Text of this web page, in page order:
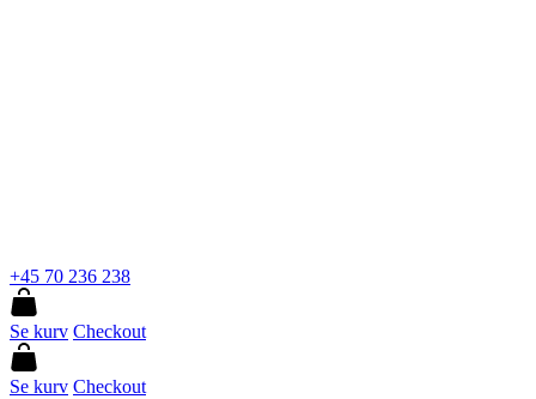
+45 70 236 238
Se kurv Checkout
Se kurv Checkout